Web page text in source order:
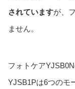
されていますが、
ません。
フォトケア
YJSB1Pは6つのモ